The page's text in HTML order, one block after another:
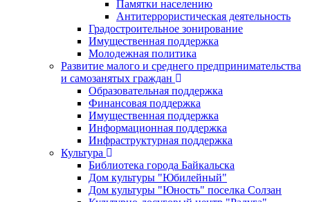
Памятки населению
Антитеррористическая деятельность
Градостроительное зонирование
Имущественная поддержка
Молодежная политика
Развитие малого и среднего предпринимательства
и самозанятых граждан
Образовательная поддержка
Финансовая поддержка
Имущественная поддержка
Информационная поддержка
Инфраструктурная поддержка
Культура
Библиотека города Байкальска
Дом культуры "Юбилейный"
Дом культуры "Юность" поселка Солзан